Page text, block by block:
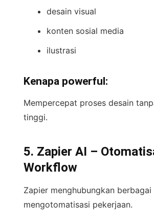
desain visual
konten sosial media
ilustrasi
Kenapa powerful:
Mempercepat proses desain
tinggi.
5. Zapier AI –
Workflow
Zapier menghubungkan
mengotomatisasi pekerjaan.